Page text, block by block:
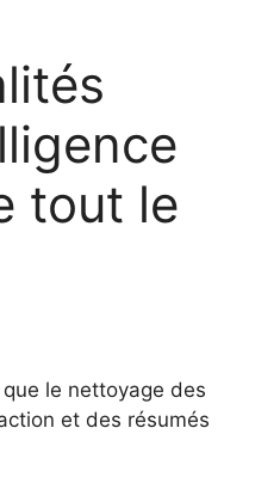
tout le
le nettoyage des
et des résumés